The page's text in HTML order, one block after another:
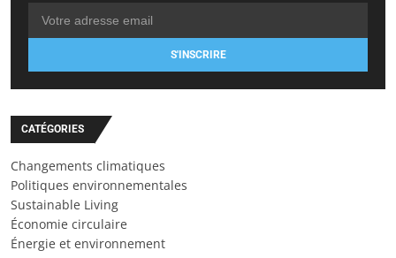
S'INSCRIRE
CATÉGORIES
Changements climatiques
Politiques environnementales
Sustainable Living
Économie circulaire
Énergie et environnement